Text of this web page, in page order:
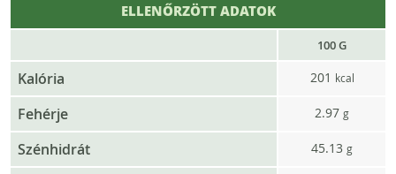
ELLENŐRZÖTT ADATOK
100 G
Kalória 201 kcal
Fehérje 2.97 g
Szénhidrát 45.13 g